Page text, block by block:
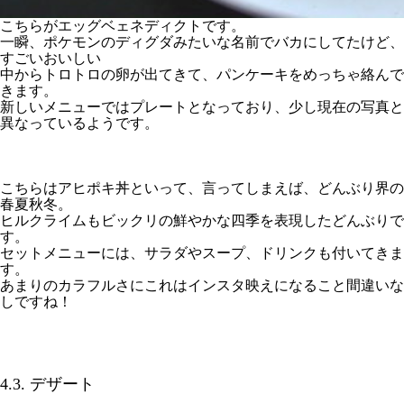
こちらがエッグベェネディクトです。
一瞬、ポケモンのディグダみたいな名前でバカにしてたけど、
すごいおいしい
中からトロトロの卵が出てきて、パンケーキをめっちゃ絡んで
きます。
新しいメニューではプレートとなっており、少し現在の写真と
異なっているようです。
こちらはアヒポキ丼といって、言ってしまえば、どんぶり界の
春夏秋冬。
ヒルクライムもビックリの鮮やかな四季を表現したどんぶりで
す。
セットメニューには、サラダやスープ、ドリンクも付いてきま
す。
あまりのカラフルさにこれはインスタ映えになること間違いな
しですね！
4.3. デザート